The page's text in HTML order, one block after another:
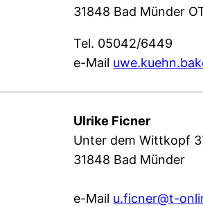
31848 Bad Münder
Tel. 05042/6449
e-Mail
Ulrike Ficner
Unter dem Wittkopf
31848 Bad Münder
e-Mail u.ficner@t-